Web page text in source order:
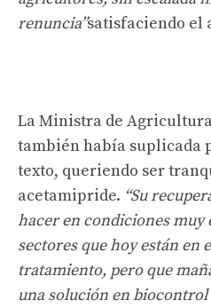
renuncia”satisfaciendo el
La Ministra de
también había suplicada
texto, queriendo ser
acetamipride. “Su
hacer en condiciones muy
sectores que hoy están en
tratamiento, pero que
una solución en